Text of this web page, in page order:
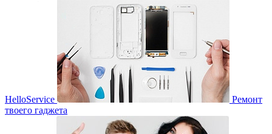
HelloService
Ремонт
твоего гаджета